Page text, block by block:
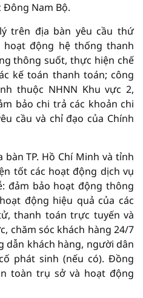
Nam Bộ.
trên địa bàn yêu cầu thứ
hoạt động hệ thống thanh
thông suốt, thực hiện chế
kế toán thanh toán; công
thuộc NHNN Khu vực 2,
bảo chi trả các khoản chi
cầu và chỉ đạo của Chính
bàn TP. Hồ Chí Minh và tỉnh
tốt các hoạt động dịch vụ
đảm bảo hoạt động thông
động hiệu quả của các
thanh toán trực tuyến và
chăm sóc khách hàng 24/7
dẫn khách hàng, người dân
phát sinh (nếu có). Đồng
toàn trụ sở và hoạt động